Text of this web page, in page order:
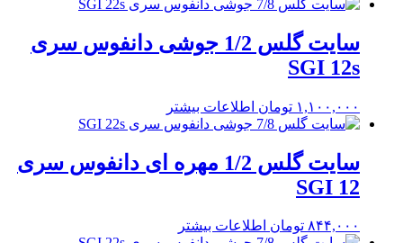
سایت گلس 1/2 جوشی دانفوس سری
SGI 12s
۱,۱۰۰,۰۰۰ تومان اطلاعات بیشتر
سایت گلس 1/2 مهره ای دانفوس سری
SGI 12
۸۴۴,۰۰۰ تومان اطلاعات بیشتر